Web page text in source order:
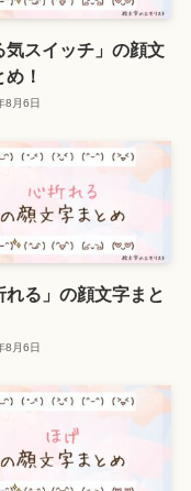
気スイッチ」の顔文
！
8月6日
れる」の顔文字まと
8月6日